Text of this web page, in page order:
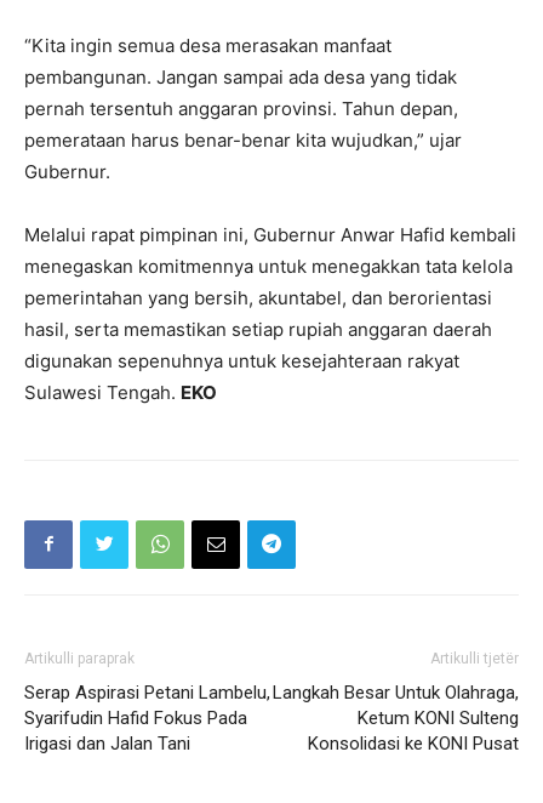
“Kita ingin semua desa merasakan manfaat
pembangunan. Jangan sampai ada desa yang tidak
pernah tersentuh anggaran provinsi. Tahun depan,
pemerataan harus benar-benar kita wujudkan,” ujar
Gubernur.
Melalui rapat pimpinan ini, Gubernur Anwar Hafid kembali
menegaskan komitmennya untuk menegakkan tata kelola
pemerintahan yang bersih, akuntabel, dan berorientasi
hasil, serta memastikan setiap rupiah anggaran daerah
digunakan sepenuhnya untuk kesejahteraan rakyat
Sulawesi Tengah. EKO
Artikulli paraprak
Serap Aspirasi Petani Lambelu,
Syarifudin Hafid Fokus Pada
Irigasi dan Jalan Tani
Artikulli tjetër
Langkah Besar Untuk Olahraga,
Ketum KONI Sulteng
Konsolidasi ke KONI Pusat